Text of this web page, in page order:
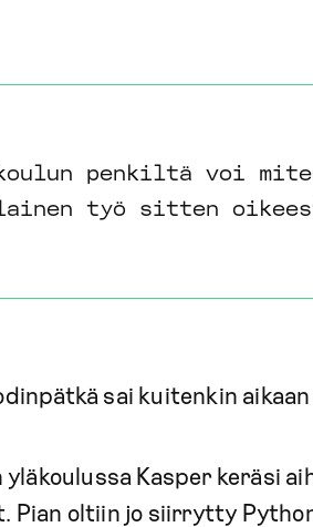
penkiltä voi
työ sitten
sai kuitenkin
yläkoulussa Kasper keräsi
Pian oltiin jo siirrytty